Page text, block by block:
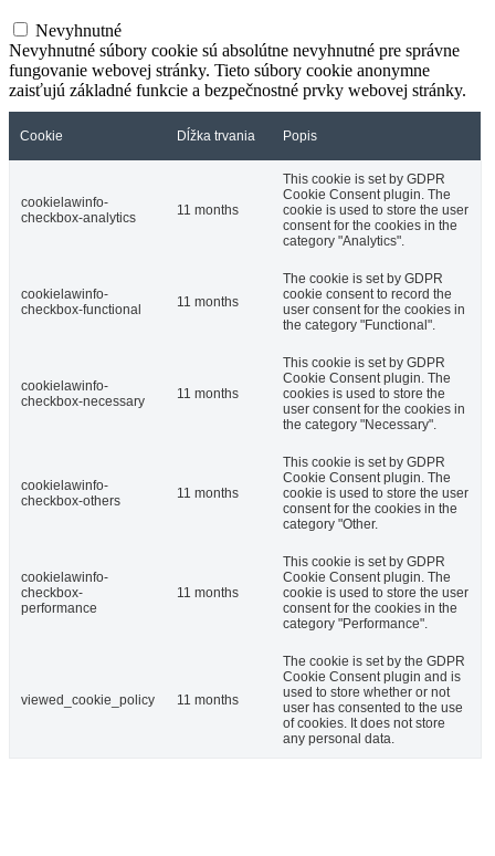
Nevyhnutné
Nevyhnutné súbory cookie sú absolútne nevyhnutné pre správne
fungovanie webovej stránky. Tieto súbory cookie anonymne
zaisťujú základné funkcie a bezpečnostné prvky webovej stránky.
Cookie Dĺžka trvania Popis
cookielawinfo-
checkbox-analytics
11 months
This cookie is set by GDPR
Cookie Consent plugin. The
cookie is used to store the user
consent for the cookies in the
category "Analytics".
cookielawinfo-
checkbox-functional
11 months
The cookie is set by GDPR
cookie consent to record the
user consent for the cookies in
the category "Functional".
cookielawinfo-
checkbox-necessary
11 months
This cookie is set by GDPR
Cookie Consent plugin. The
cookies is used to store the
user consent for the cookies in
the category "Necessary".
cookielawinfo-
checkbox-others
11 months
This cookie is set by GDPR
Cookie Consent plugin. The
cookie is used to store the user
consent for the cookies in the
category "Other.
cookielawinfo-
checkbox-
performance
11 months
This cookie is set by GDPR
Cookie Consent plugin. The
cookie is used to store the user
consent for the cookies in the
category "Performance".
viewed_cookie_policy 11 months
The cookie is set by the GDPR
Cookie Consent plugin and is
used to store whether or not
user has consented to the use
of cookies. It does not store
any personal data.